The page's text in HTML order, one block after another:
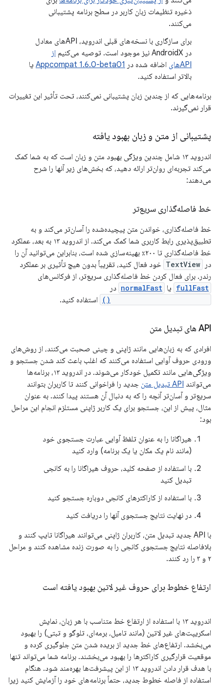
ذخیره تنظیمات زبان کاربر در سطح برنامه پشتیبانی
می‌کنند.
برای سازگاری با نسخه‌های قبلی اندروید، APIهای معادل
در AndroidX نیز موجود است. توصیه می‌کنیم
از
APIهای
اضافه شده در Appcompat 1.6.0-beta01 یا
بالاتر استفاده کنید.
برنامه‌هایی که از چندین زبان پشتیبانی نمی‌کنند، تحت تأثیر این تغییرات
قرار نمی‌گیرند.
پشتیبانی از متن و زبان بهبود یافته
اندروید ۱۳ شامل چندین ویژگی بهبود متن و زبان است که به شما کمک
می‌کند تجربه‌ای روان‌تر ارائه دهید، که بخش‌های زیر آنها را شرح
می‌دهند:
خط فاصله‌گذاری سریع‌تر
خط فاصله‌گذاری، خواندن متن پیچیده‌شده را آسان‌تر می‌کند و به
تطبیق‌پذیری رابط کاربری شما کمک می‌کند. از اندروید ۱۳ به بعد، عملکرد
خط فاصله‌گذاری تا ۲۰۰٪ بهینه‌سازی شده است، بنابراین می‌توانید آن را
در
TextView خود فعال کنید، تقریباً بدون هیچ تأثیری بر عملکرد
رندر. برای فعال کردن خط فاصله‌گذاری سریع‌تر، از فرکانس‌های
fullFast یا normalFast در
استفاده کنید.
API های تبدیل متن
افرادی که به زبان‌هایی مانند ژاپنی و چینی صحبت می‌کنند، از روش‌های
ورودی حروف آوایی استفاده می‌کنند که اغلب باعث کند شدن جستجو و
ویژگی‌هایی مانند تکمیل خودکار می‌شوند. در اندروید ۱۳، برنامه‌ها
می‌توانند API تبدیل متن
جدید را فراخوانی کنند تا کاربران بتوانند
سریع‌تر و آسان‌تر آنچه را که به دنبال آن هستند پیدا کنند. به عنوان
مثال، پیش از این، جستجو برای یک کاربر ژاپنی مستلزم انجام این مراحل
بود:
هیراگانا را به عنوان تلفظ آوایی عبارت جستجوی خود
(مانند نام یک مکان یا یک برنامه) وارد کنید
با استفاده از صفحه کلید، حروف هیراگانا را به کانجی
تبدیل کنید
با استفاده از کاراکترهای کانجی دوباره جستجو کنید
در نهایت نتایج جستجوی آنها را دریافت کنید
با API جدید تبدیل متن، کاربران ژاپنی می‌توانند هیراگانا تایپ کنند و
بلافاصله نتایج جستجوی کانجی را به صورت زنده مشاهده کنند و مراحل
۲ و ۳ را رد کنند.
ارتفاع خطوط برای حروف غیر لاتین بهبود یافته است
اندروید ۱۳ با استفاده از ارتفاع خط متناسب با هر زبان، نمایش
اسکریپت‌های غیر لاتین (مانند تامیل، برمه‌ای، تلوگو و تبتی) را بهبود
می‌بخشد. ارتفاع‌های خط جدید از بریده شدن متن جلوگیری کرده و
موقعیت قرارگیری کاراکترها را بهبود می‌بخشند. برنامه شما می‌تواند تنها
با هدف قرار دادن اندروید ۱۳ از این پیشرفت‌ها بهره‌مند شود. هنگام
استفاده از فاصله خطوط جدید، حتماً برنامه‌های خود را آزمایش کنید زیرا